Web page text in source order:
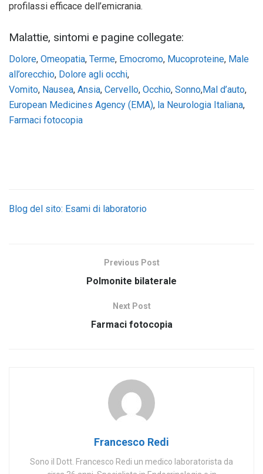
profilassi efficace dell’emicrania.
Malattie, sintomi e pagine collegate:
Dolore, Omeopatia, Terme, Emocromo, Mucoproteine, Male
all’orecchio, Dolore agli occhi,
Vomito, Nausea, Ansia, Cervello, Occhio, Sonno,Mal d’auto,
European Medicines Agency (EMA), la Neurologia Italiana,
Farmaci fotocopia
Blog del sito: Esami di laboratorio
Previous Post
Polmonite bilaterale
Next Post
Farmaci fotocopia
Francesco Redi
Sono il Dott. Francesco Redi un medico laboratorista da